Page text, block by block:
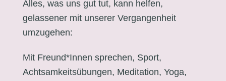
Alles, was uns gut tut, kann helfen,
gelassener mit unserer Vergangenheit
umzugehen:
Mit Freund*Innen sprechen, Sport,
Achtsamkeitsübungen, Meditation, Yoga,